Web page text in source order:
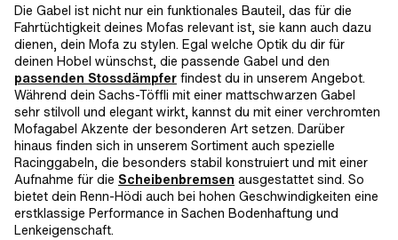
Die Gabel ist nicht nur ein funktionales Bauteil, das für die
Fahrtüchtigkeit deines Mofas relevant ist, sie kann auch dazu
dienen, dein Mofa zu stylen. Egal welche Optik du dir für
deinen Hobel wünschst, die passende Gabel und den
passenden Stossdämpfer findest du in unserem Angebot.
Während dein Sachs-Töffli mit einer mattschwarzen Gabel
sehr stilvoll und elegant wirkt, kannst du mit einer verchromten
Mofagabel Akzente der besonderen Art setzen. Darüber
hinaus finden sich in unserem Sortiment auch spezielle
Racinggabeln, die besonders stabil konstruiert und mit einer
Aufnahme für die Scheibenbremsen ausgestattet sind. So
bietet dein Renn-Hödi auch bei hohen Geschwindigkeiten eine
erstklassige Performance in Sachen Bodenhaftung und
Lenkeigenschaft.